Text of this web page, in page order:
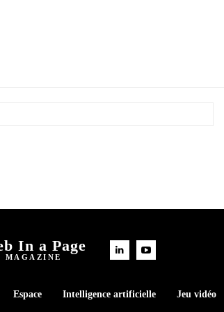
In a Page
MAGAZINE
Espace Intelligence artificielle Jeu vidéo